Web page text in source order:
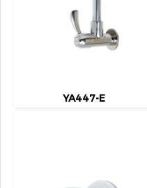
YA447-E